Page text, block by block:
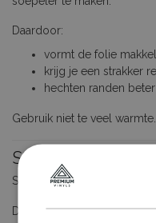
Daardoor:
vormt de folie
krijg je een strakker
hechten randen beter
Gebruik niet te veel warmte.
Stap 6 – Werk
Snij overtollige folie
Druk daarna alle randen